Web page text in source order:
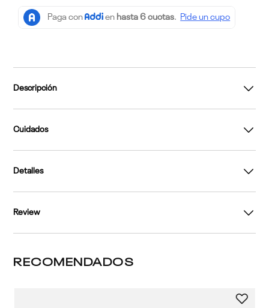
Descripción
Cuidados
Detalles
Review
RECOMENDADOS